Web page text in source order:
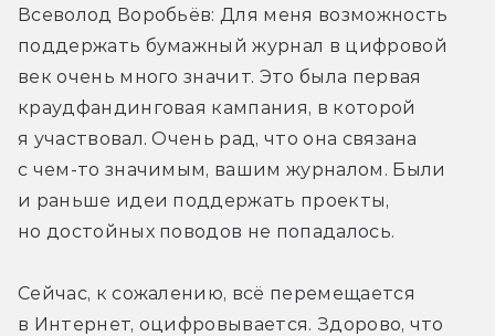
Всеволод Воробьёв: Для меня возможность
поддержать бумажный журнал в цифровой
век очень много значит. Это была первая
краудфандинговая кампания, в которой
я участвовал. Очень рад, что она связана
с чем-то значимым, вашим журналом. Были
и раньше идеи поддержать проекты,
но достойных поводов не попадалось.
Сейчас, к сожалению, всё перемещается
в Интернет, оцифровывается. Здорово, что